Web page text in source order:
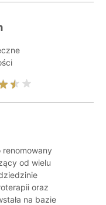
renomowany
od wielu
oraz
na bazie